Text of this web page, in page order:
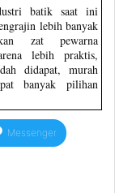
batik saat ini
lebih banyak
zat pewarna
lebih praktis,
didapat, murah
banyak pilihan
Messenger